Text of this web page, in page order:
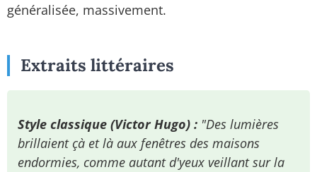
généralisée, massivement.
Extraits littéraires
Style classique (Victor Hugo) : "Des lumières
brillaient çà et là aux fenêtres des maisons
endormies, comme autant d'yeux veillant sur la